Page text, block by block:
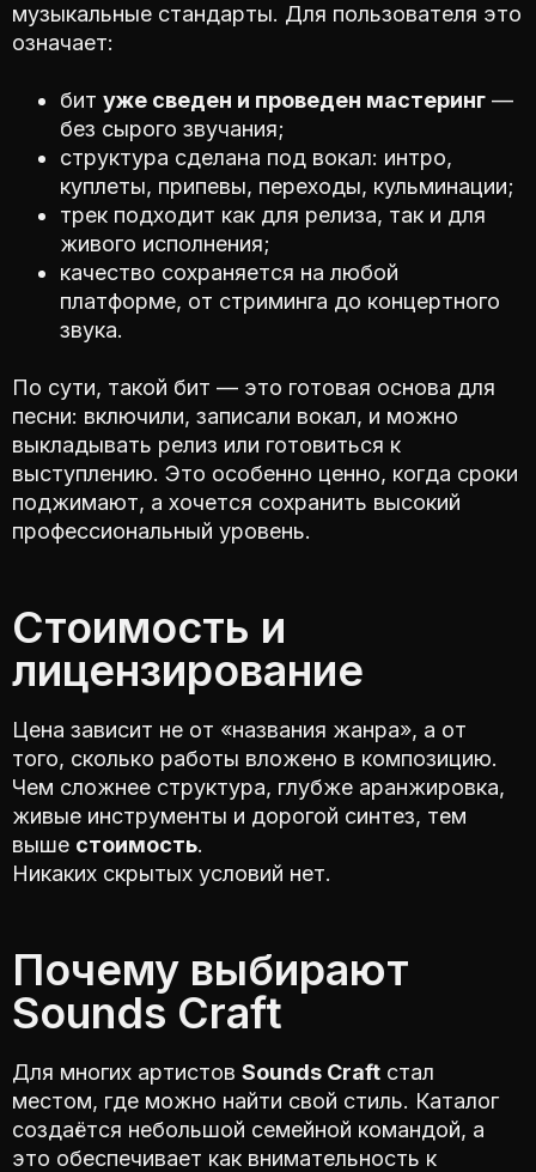
музыкальные стандарты. Для пользователя это
означает:
бит уже сведен и проведен мастеринг —
без сырого звучания;
структура сделана под вокал: интро,
куплеты, припевы, переходы, кульминации;
трек подходит как для релиза, так и для
живого исполнения;
качество сохраняется на любой
платформе, от стриминга до концертного
звука.
По сути, такой бит — это готовая основа для
песни: включили, записали вокал, и можно
выкладывать релиз или готовиться к
выступлению. Это особенно ценно, когда сроки
поджимают, а хочется сохранить высокий
профессиональный уровень.
Стоимость и
лицензирование
Цена зависит не от «названия жанра», а от
того, сколько работы вложено в композицию.
Чем сложнее структура, глубже аранжировка,
живые инструменты и дорогой синтез, тем
выше стоимость.
Никаких скрытых условий нет.
Почему выбирают
Sounds Craft
Для многих артистов Sounds Craft стал
местом, где можно найти свой стиль. Каталог
создаётся небольшой семейной командой, а
это обеспечивает как внимательность к